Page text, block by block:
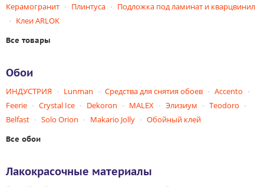
Керамогранит
Плинтуса
Подложка под ламинат и кварцвинил
Клеи ARLOK
Все товары
Обои
ИНДУСТРИЯ Lunman Средства для снятия обоев
Accento
Feerie
Crystal Ice Dekoron MALEX Элизиум
Teodoro
Belfast
Solo Orion Makario Jolly Обойный клей
Все обои
Лакокрасочные материалы